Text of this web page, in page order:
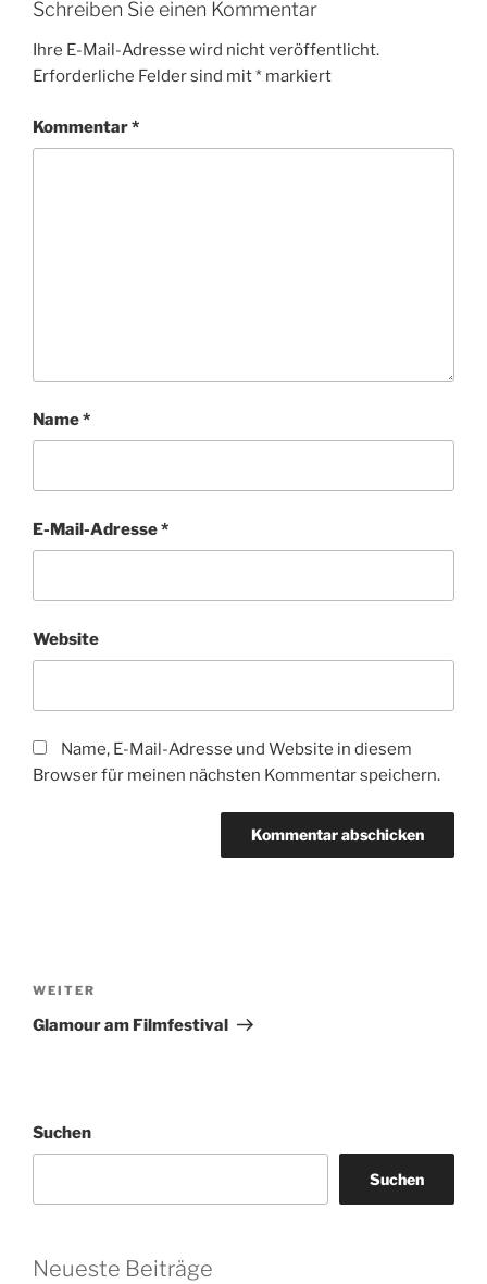
Schreiben Sie einen Kommentar
Ihre E-Mail-Adresse wird nicht veröffentlicht.
Erforderliche Felder sind mit* markiert
Kommentar*
Name*
E-Mail-Adresse*
Website
Name, E-Mail-Adresse und Website in diesem
Browser für meinen nächsten Kommentar speichern.
Nächster
Beitrag
WEITER
Glamour am Filmfestival
Suchen
Suchen
Neueste Beiträge